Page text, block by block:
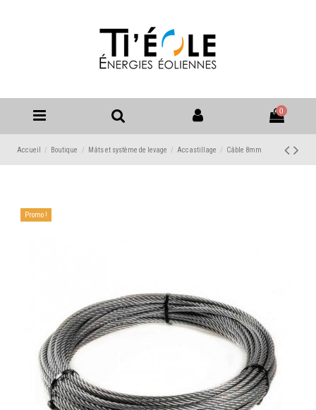
0
Accueil Boutique Mâts et système de levage Accastillage Câble 8mm
Promo !